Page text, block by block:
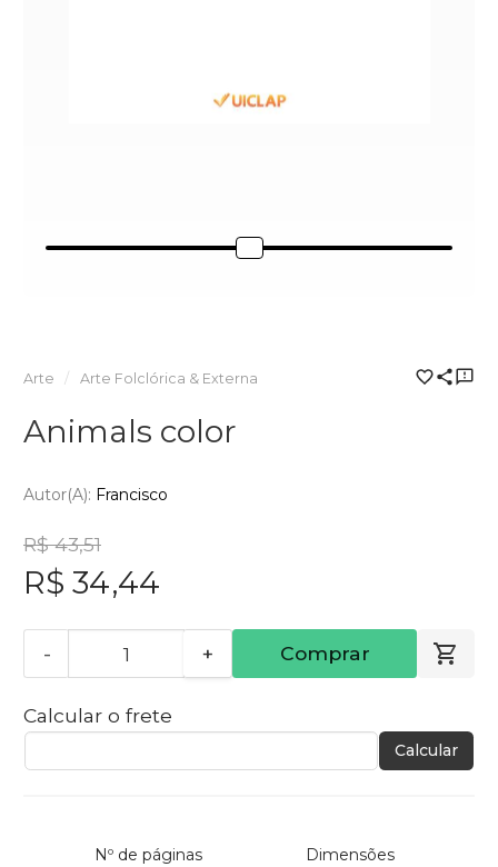
Arte Arte Folclórica & Externa
Animals color
Autor(a): Francisco
R$ 43,51
R$ 34,44
- + Comprar
Calcular o frete
Calcular
Nº de páginas Dimensões